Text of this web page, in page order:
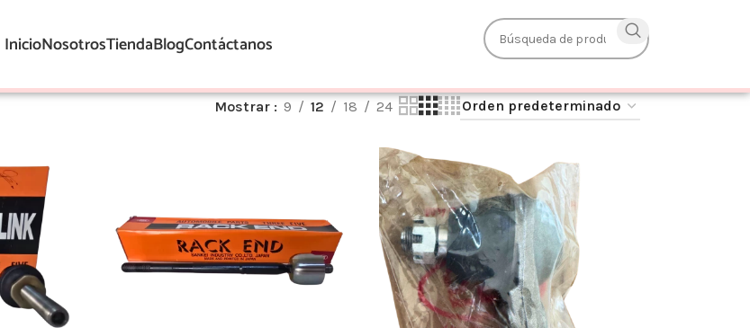
InicioNosotrosTiendaBlogContáctanos
Mostrar 9 12 18 24